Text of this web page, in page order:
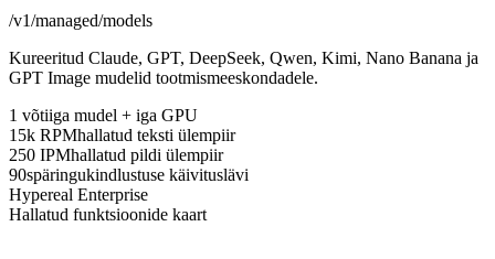
/v1/managed/models
Kureeritud Claude, GPT, DeepSeek, Qwen, Kimi, Nano Banana ja
GPT Image mudelid tootmismeeskondadele.
1 võtiiga mudel + iga GPU
15k RPMhallatud teksti ülempiir
250 IPMhallatud pildi ülempiir
90späringukindlustuse käivituslävi
Hypereal Enterprise
Hallatud funktsioonide kaart